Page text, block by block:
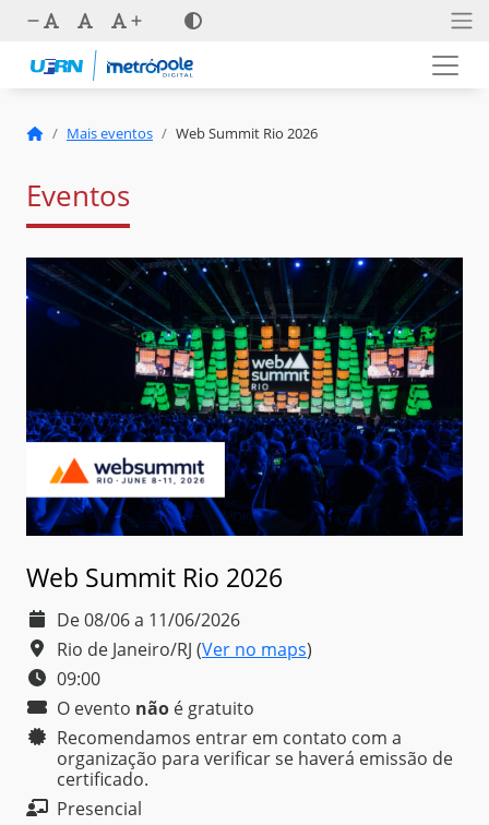
Mais eventos Web Summit Rio 2026
Eventos
Web Summit Rio 2026
De 08/06 a 11/06/2026
Rio de Janeiro/RJ (Ver no maps)
09:00
O evento não é gratuito
Recomendamos entrar em contato com a
organização para verificar se haverá emissão de
certificado.
Presencial